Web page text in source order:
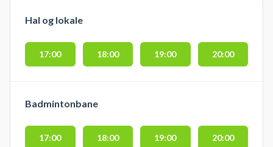
Hal og lokale
17:00 18:00 19:00 20:00
Badmintonbane
17:00 18:00 19:00 20:00